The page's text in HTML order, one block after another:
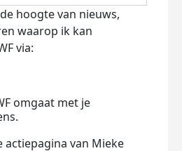
hoogte van nieuws,
waarop ik kan
via:
omgaat met je
actiepagina van Mieke